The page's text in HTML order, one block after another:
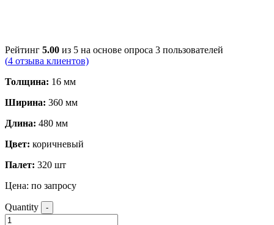
Рейтинг 5.00 из 5 на основе опроса 3 пользователей
(4 отзыва клиентов)
Толщина: 16 мм
Ширина: 360 мм
Длина: 480 мм
Цвет: коричневый
Палет: 320 шт
Цена: по запросу
Quantity -